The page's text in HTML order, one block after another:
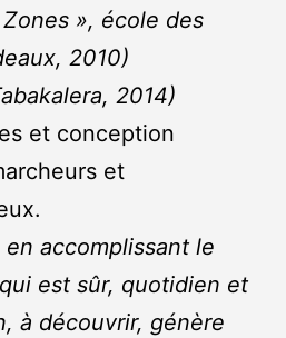
», école des
2010)
2014)
et conception
et
en accomplissant le
est sûr, quotidien et
à découvrir, génère